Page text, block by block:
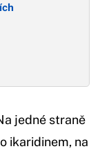
jedné straně
ikaridinem, na